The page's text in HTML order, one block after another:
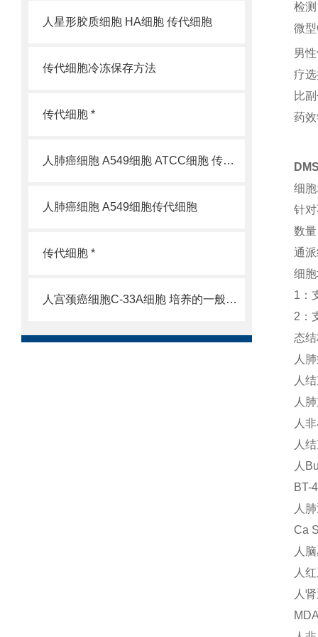
人星形胶质细胞 HA细胞 传代细胞
传代细胞冷冻保存方法
传代细胞 *
人肺癌细胞 A549细胞 ATCC细胞 传代细胞
人肺癌细胞 A549细胞传代细胞
传代细胞 *
人宫颈癌细胞C-33A细胞 培养的一般过程
检
微
男
疗
比
药
细
针
数
通
细
1：
2：
态
人
人
人
人
人
人
BT-
人
Ca
人
人
人